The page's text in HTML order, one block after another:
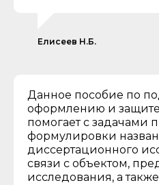
Елисеев Н.Б.
Данное пособие по
оформлению и
помогает с задачами
формулировки
диссертационного
связи с объектом,
исследования, а